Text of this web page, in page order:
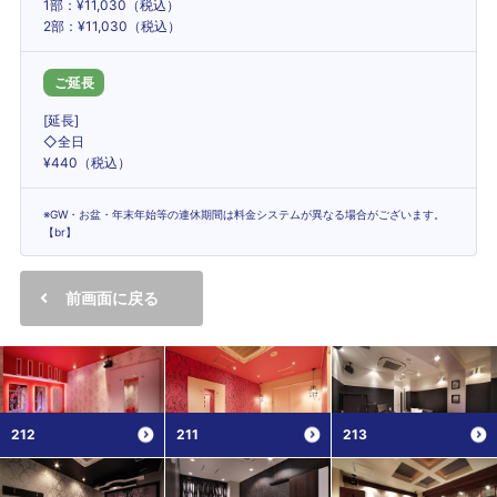
1部：¥11,030（税込）
2部：¥11,030（税込）
ご延長
[延長]
◇全日
¥440（税込）
※GW・お盆・年末年始等の連休期間は料金システムが異なる場合がございます。
【br】
前画面に戻る
212 211 213